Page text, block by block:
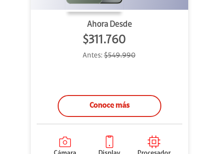
Ahora Desde
$311.760
Antes:$549.990
Conoce más